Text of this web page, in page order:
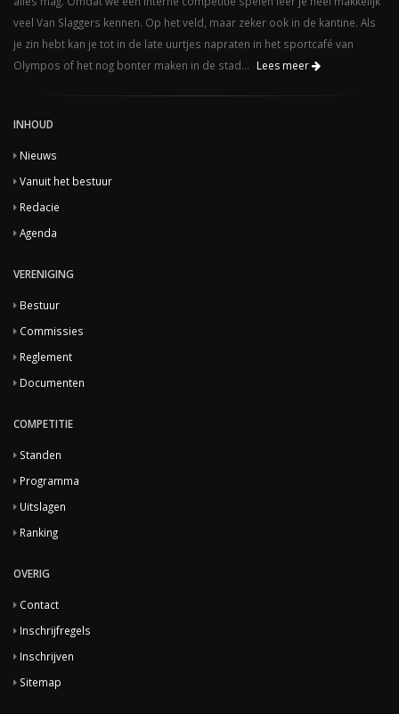
veel Van Slaggers kennen. Op het veld, maar zeker ook in de kantine. Als
je zin hebt kan je tot in de late uurtjes napraten in het sportcafé van
Olympos of het nog bonter maken in de stad...
Lees meer
INHOUD
Nieuws
Vanuit het bestuur
Redacie
Agenda
VERENIGING
Bestuur
Commissies
Reglement
Documenten
COMPETITIE
Standen
Programma
Uitslagen
Ranking
OVERIG
Contact
Inschrijfregels
Inschrijven
Sitemap